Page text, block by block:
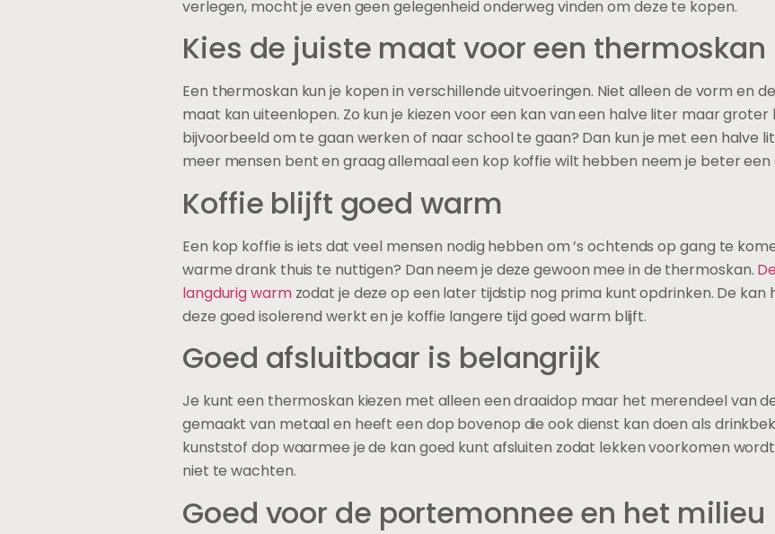
verlegen, mocht je even geen gelegenheid onderweg vinden om deze te kopen.
Kies de juiste maat voor een
Een thermoskan kun je kopen in verschillende uitvoeringen. Niet alleen de vorm en
maat kan uiteenlopen. Zo kun je kiezen voor een kan van een halve liter maar groter
bijvoorbeeld om te gaan werken of naar school te gaan? Dan kun je met een halve
meer mensen bent en graag allemaal een kop koffie wilt hebben neem je beter
Koffie blijft goed warm
Een kop koffie is iets dat veel mensen nodig hebben om ’s ochtends op gang te
warme drank thuis te nuttigen? Dan neem je deze gewoon mee in de thermoskan.
langdurig warmzodat je deze op een later tijdstip nog prima kunt opdrinken. De
deze goed isolerend werkt en je koffie langere tijd goed warm blijft.
Goed afsluitbaar is belangrijk
Je kunt een thermoskan kiezen met alleen een draaidop maar het merendeel van
gemaakt van metaal en heeft een dop bovenop die ook dienst kan doen als
kunststof dop waarmee je de kan goed kunt afsluiten zodat lekken voorkomen
niet te wachten.
Goed voor de portemonnee en het milieu